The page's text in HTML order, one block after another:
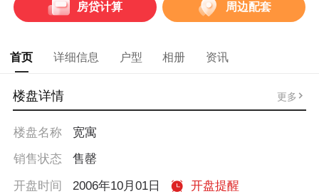
房贷计算 周边配套
首页 详细信息 户型 相册 资讯
楼盘详情 更多
楼盘名称
宽寓
销售状态
售罄
开盘时间
2006年10月01日
开盘提醒